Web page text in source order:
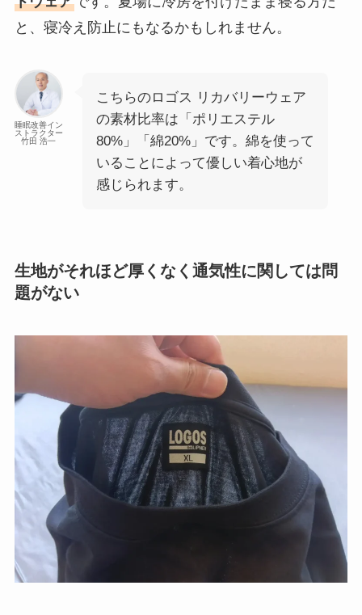
と、寝冷え防止にもなるかもしれません。
睡眠改善イン
ストラクター
竹田 浩一
こちらのロゴス リカバリーウェア
の素材比率は「ポリエステル
80%」「綿20%」です。綿を使って
いることによって優しい着心地が
感じられます。
生地がそれほど厚くなく通気性に関しては問
題がない